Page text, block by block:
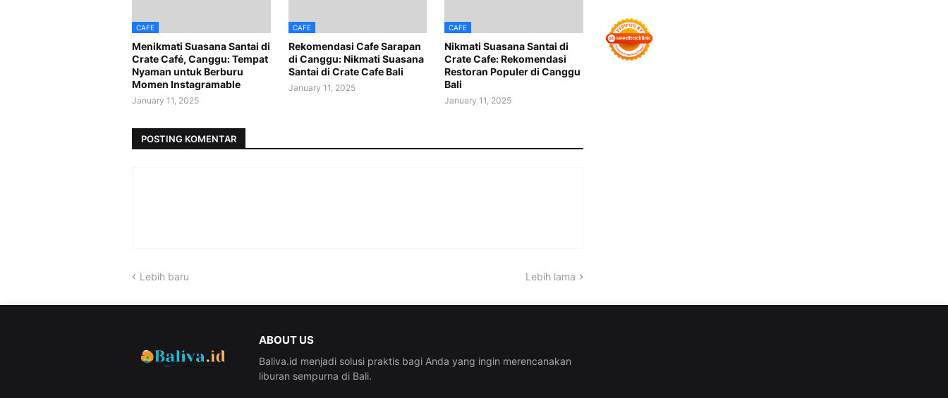
CAFE
Menikmati Suasana Santai di
Crate Café, Canggu: Tempat
Nyaman untuk Berburu
Momen Instagramable
January 11, 2025
CAFE
Rekomendasi Cafe Sarapan
di Canggu: Nikmati Suasana
Santai di Crate Cafe Bali
January 11, 2025
CAFE
Nikmati Suasana Santai di
Crate Cafe: Rekomendasi
Restoran Populer di Canggu
Bali
January 11, 2025
POSTING KOMENTAR
Lebih baru Lebih lama
ABOUT US
Baliva.id menjadi solusi praktis bagi Anda yang ingin merencanakan
liburan sempurna di Bali.